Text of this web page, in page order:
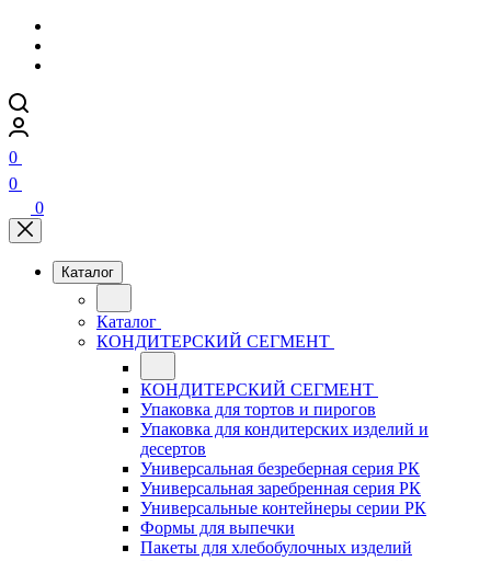
0
0
0
Каталог
Каталог
КОНДИТЕРСКИЙ СЕГМЕНТ
КОНДИТЕРСКИЙ СЕГМЕНТ
Упаковка для тортов и пирогов
Упаковка для кондитерских изделий и
десертов
Универсальная безреберная серия РК
Универсальная заребренная серия РК
Универсальные контейнеры серии РК
Формы для выпечки
Пакеты для хлебобулочных изделий